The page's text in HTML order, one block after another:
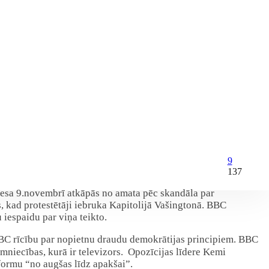
9
137
9.novembrī atkāpās no amata pēc skandāla par
kad protestētāji iebruka Kapitolijā Vašingtonā. BBC
par viņa teikto.
rīcību par nopietnu draudu demokrātijas principiem. BBC
kurā ir televizors. Opozīcijas līdere Kemi
“no augšas līdz apakšai”.